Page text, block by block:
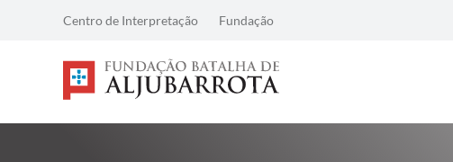
Centro de Interpretação Fundação